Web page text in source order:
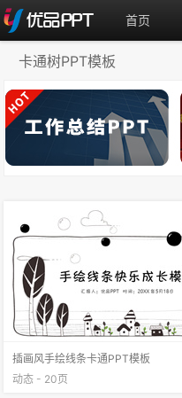
首页
卡通树PPT模板
插画风手绘线条卡通PPT模板
动态 - 20页